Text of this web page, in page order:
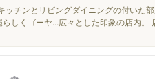
チンとリビングダイニングの付いた部
しくゴーヤ...広々とした印象の店内。